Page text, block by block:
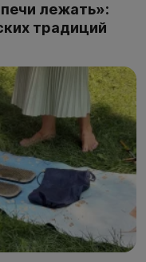
лежать»:
традиций